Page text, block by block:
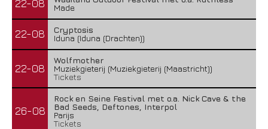
22-08
Made
22-08
Cryptosis
Iduna (Iduna (Drachten))
22-08
Wolfmother
Muziekgieterij (Muziekgieterij (Maastricht))
Tickets
26-08
Rock en Seine Festival met o.a. Nick Cave & the
Bad Seeds, Deftones, Interpol
Parijs
Tickets